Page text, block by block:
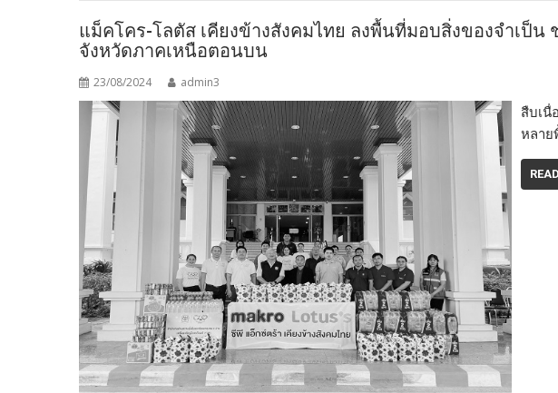
แม็คโคร-โลตัส เคียงข้างสังคมไทย ลงพื้นที่มอบสิ่งของจำเป็น
จังหวัดภาคเหนือตอนบน
23/08/2024 admin3
สืบเนื่
หลา